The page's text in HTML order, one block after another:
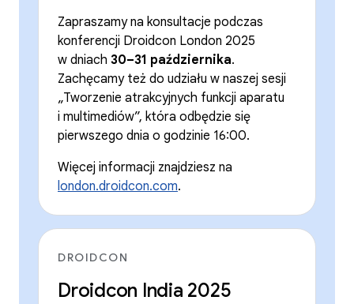
Zapraszamy na konsultacje podczas
konferencji Droidcon London 2025
w dniach 30–31 października.
Zachęcamy też do udziału w naszej sesji
„Tworzenie atrakcyjnych funkcji aparatu
i multimediów”, która odbędzie się
pierwszego dnia o godzinie 16:00.
Więcej informacji znajdziesz na
london.droidcon.com.
DROIDCON
Droidcon India 2025